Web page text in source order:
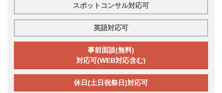
スポットコンサル対応可
英語対応可
事前面談(無料)
対応可(WEB対応含む)
休日(土日祝祭日)対応可